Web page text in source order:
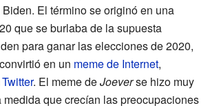
El término se originó en una
que se burlaba de la supuesta
para ganar las elecciones de 2020,
en un meme de Internet,
Twitter. El meme deJoeverse hizo muy
que crecían las preocupaciones